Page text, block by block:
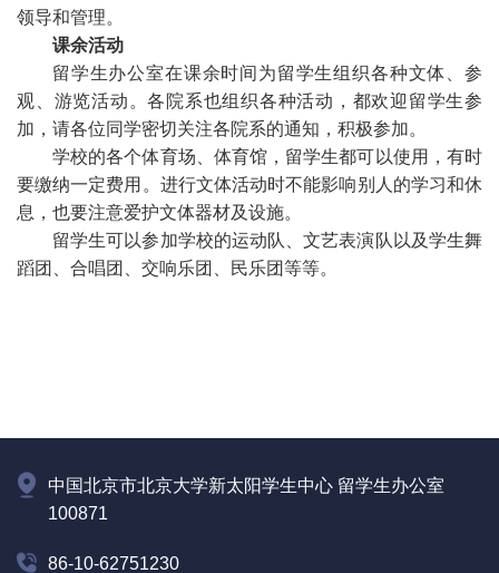
领导和管理。
课余活动
留学生办公室在课余时间为留学生组织各种文体、参
观、游览活动。各院系也组织各种活动，都欢迎留学生参
加，请各位同学密切关注各院系的通知，积极参加。
学校的各个体育场、体育馆，留学生都可以使用，有时
要缴纳一定费用。进行文体活动时不能影响别人的学习和休
息，也要注意爱护文体器材及设施。
留学生可以参加学校的运动队、文艺表演队以及学生舞
蹈团、合唱团、交响乐团、民乐团等等。
中国北京市北京大学新太阳学生中心 留学生办公室
100871
86-10-62751230